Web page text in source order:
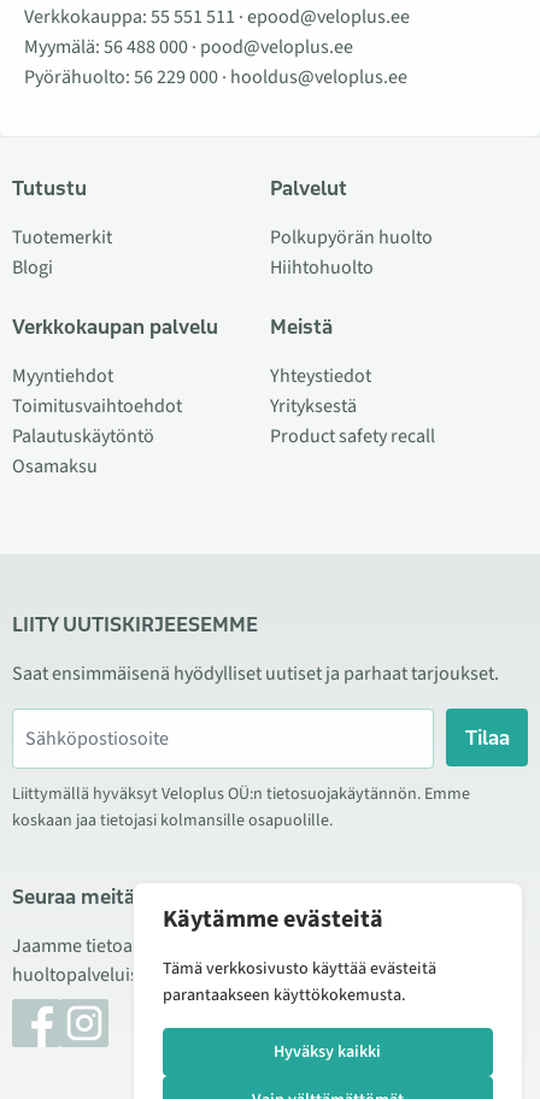
Verkkokauppa:55 551 511 ·epood@veloplus.ee
Myymälä:56 488 000· pood@veloplus.ee
Pyörähuolto:56 229 000· hooldus@veloplus.ee
Tutustu
Tuotemerkit
Blogi
Verkkokaupan palvelu
Myyntiehdot
Toimitusvaihtoehdot
Palautuskäytöntö
Osamaksu
Palvelut
Polkupyörän huolto
Hiihtohuolto
Meistä
Yhteystiedot
Yrityksestä
Product safety recall
LIITY UUTISKIRJEESEMME
Saat ensimmäisenä hyödylliset uutiset ja parhaat tarjoukset.
Tilaa
Liittymällä hyväksyt Veloplus OÜ:n tietosuojakäytännön. Emme
koskaan jaa tietojasi kolmansille osapuolille.
Seuraa meitä sosiaalisessa mediassa
Jaamme tietoa hyvistä tarjouksista, uusista tuotteista ja
huoltopalveluista. Joskus julkaisemme myös tuote-esittelyjä.
Käytämme evästeitä
Tämä verkkosivusto käyttää evästeitä
parantaakseen käyttökokemusta.
Hyväksy kaikki